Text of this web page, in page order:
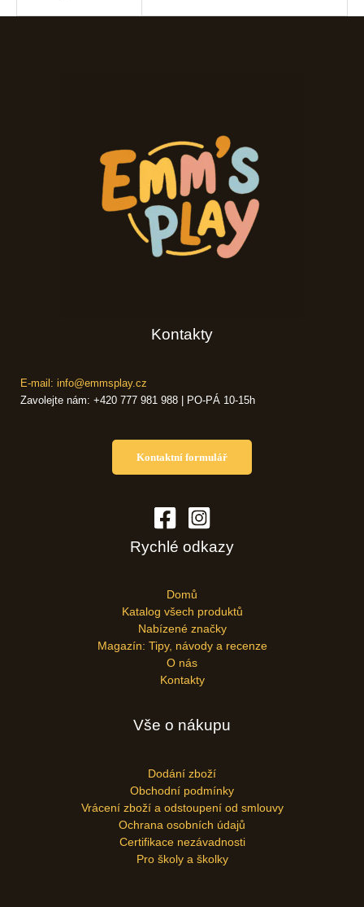
Kontakty
E-mail: info@emmsplay.cz
Zavolejte nám: +420 777 981 988 | PO-PÁ 10-15h
Kontaktní formulář
Rychlé odkazy
Domů
Katalog všech produktů
Nabízené značky
Magazín: Tipy, návody a recenze
O nás
Kontakty
Vše o nákupu
Dodání zboží
Obchodní podmínky
Vrácení zboží a odstoupení od smlouvy
Ochrana osobních údajů
Certifikace nezávadnosti
Pro školy a školky